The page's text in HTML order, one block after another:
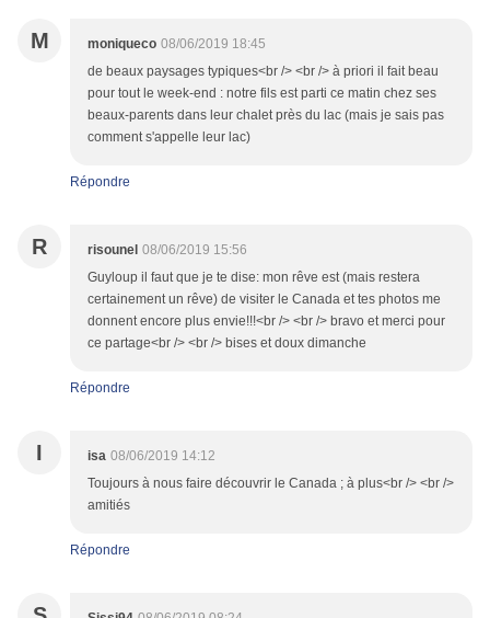
M moniqueco 08/06/2019 18:45
de beaux paysages typiques<br /> <br /> à priori il fait beau
pour tout le week-end : notre fils est parti ce matin chez ses
beaux-parents dans leur chalet près du lac (mais je sais pas
comment s'appelle leur lac)
Répondre
R risounel 08/06/2019 15:56
Guyloup il faut que je te dise: mon rêve est (mais restera
certainement un rêve) de visiter le Canada et tes photos me
donnent encore plus envie!!!<br /> <br /> bravo et merci pour
ce partage<br /> <br /> bises et doux dimanche
Répondre
I isa 08/06/2019 14:12
Toujours à nous faire découvrir le Canada ; à plus<br /> <br />
amitiés
Répondre